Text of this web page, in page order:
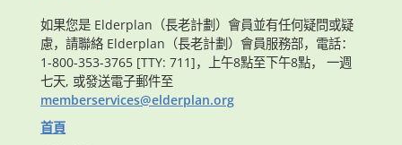
如果您是 Elderplan（長老計劃）會員並有任何疑問或疑
慮，請聯絡 Elderplan（長老計劃）會員服務部，電話：
1-800-353-3765 [TTY: 711]，上午8點至下午8點， 一週
七天, 或發送電子郵件至
memberservices@elderplan.org
首頁